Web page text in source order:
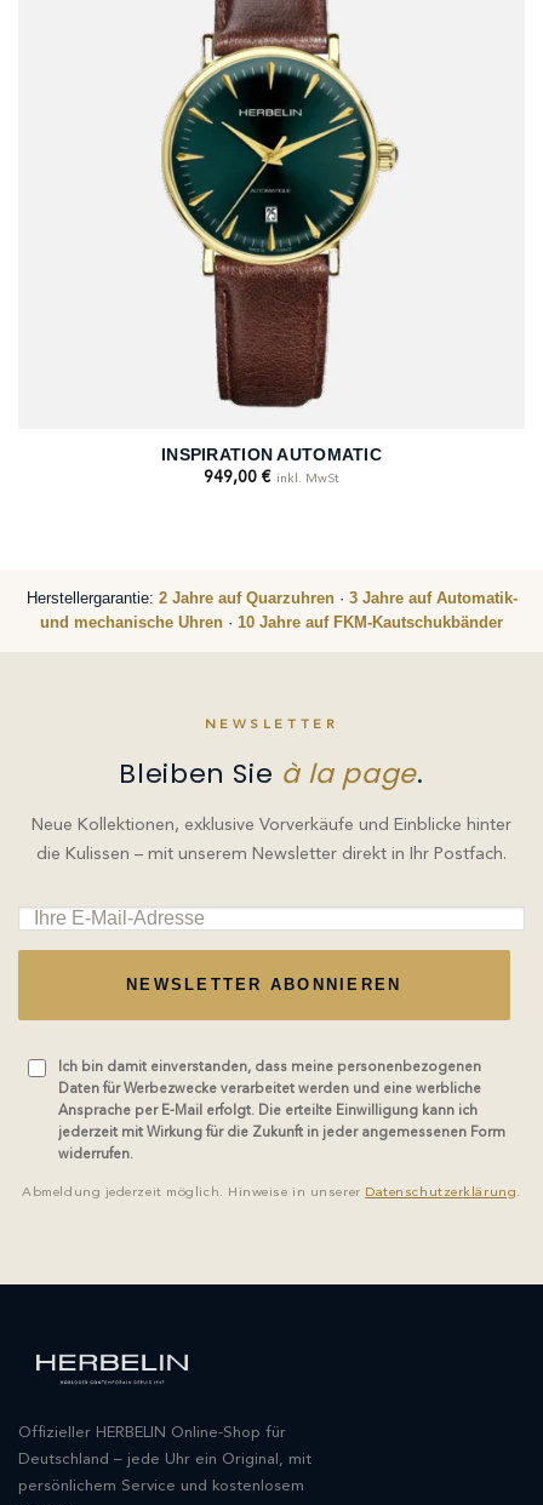
INSPIRATION AUTOMATIC
949,00 € inkl. MwSt
Herstellergarantie: 2 Jahre auf Quarzuhren· 3 Jahre auf Automatik-
und mechanische Uhren · 10 Jahre auf FKM-Kautschukbänder
NEWSLETTER
Bleiben Sie à la page.
Neue Kollektionen, exklusive Vorverkäufe und Einblicke hinter
die Kulissen – mit unserem Newsletter direkt in Ihr Postfach.
NEWSLETTER ABONNIEREN
Ich bin damit einverstanden, dass meine personenbezogenen
Daten für Werbezwecke verarbeitet werden und eine werbliche
Ansprache per E-Mail erfolgt. Die erteilte Einwilligung kann ich
jederzeit mit Wirkung für die Zukunft in jeder angemessenen Form
widerrufen.
Abmeldung jederzeit möglich. Hinweise in unserer Datenschutzerklärung.
Offizieller HERBELIN Online-Shop für
Deutschland – jede Uhr ein Original, mit
persönlichem Service und kostenlosem